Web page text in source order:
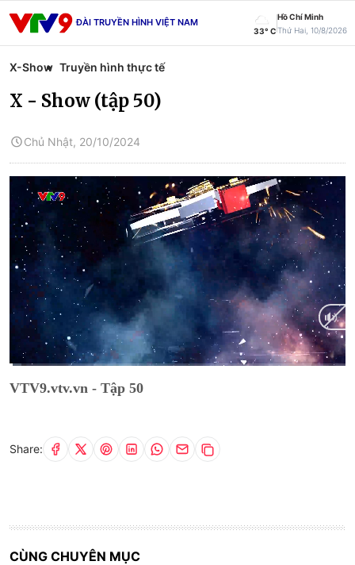
ĐÀI TRUYỀN HÌNH VIỆT NAM
33° C
Hồ Chí Minh
Thứ Hai, 10/8/2026
X-Show Truyền hình thực tế
X - Show (tập 50)
Chủ Nhật, 20/10/2024
VTV9.vtv.vn - Tập 50
Share:
CÙNG CHUYÊN MỤC